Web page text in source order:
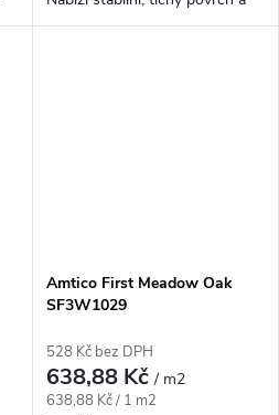
snadnou údržbu.
Amtico First Meadow Oak
SF3W1029
528 Kč bez DPH
638,88 Kč/ m2
Měrná cena:
638,88 Kč / 1 m2